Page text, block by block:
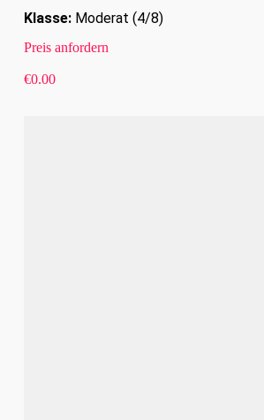
Klasse:Moderat (4/8)
Preis anfordern
€0.00